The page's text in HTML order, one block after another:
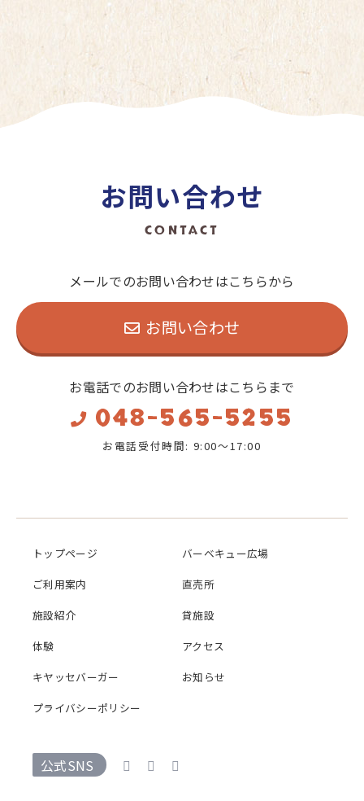
お問い合わせ
CONTACT
メールでのお問い合わせはこちらから
お問い合わせ
お電話でのお問い合わせはこちらまで
048-565-5255
お電話受付時間: 9:00～17:00
トップページ
ご利用案内
施設紹介
体験
キヤッセバーガー
プライバシーポリシー
バーベキュー広場
直売所
貸施設
アクセス
お知らせ
公式SNS